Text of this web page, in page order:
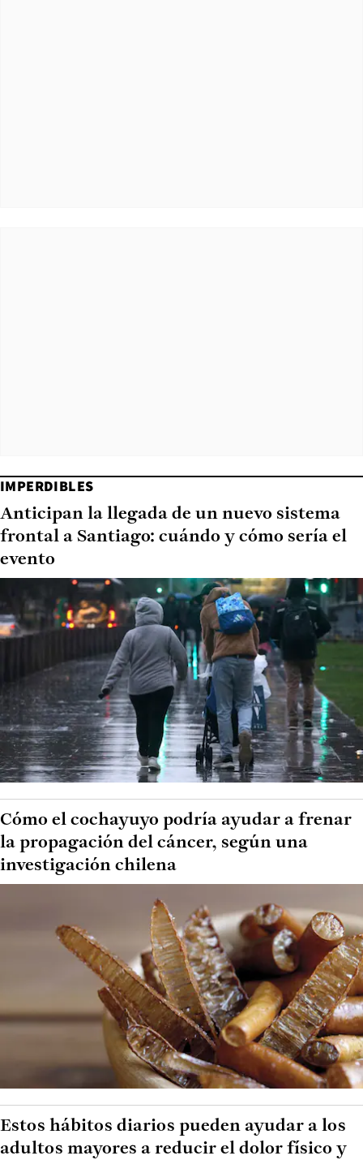
IMPERDIBLES
Anticipan la llegada de un nuevo sistema
frontal a Santiago: cuándo y cómo sería el
evento
Cómo el cochayuyo podría ayudar a frenar
la propagación del cáncer, según una
investigación chilena
Estos hábitos diarios pueden ayudar a los
adultos mayores a reducir el dolor físico y